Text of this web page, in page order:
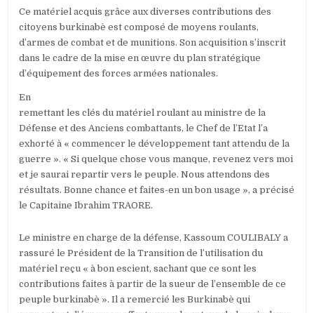
Ce matériel acquis grâce aux diverses contributions des
citoyens burkinabè est composé de moyens roulants,
d’armes de combat et de munitions. Son acquisition s’inscrit
dans le cadre de la mise en œuvre du plan stratégique
d’équipement des forces armées nationales.
En
remettant les clés du matériel roulant au ministre de la
Défense et des Anciens combattants, le Chef de l’Etat l’a
exhorté à « commencer le développement tant attendu de la
guerre ». « Si quelque chose vous manque, revenez vers moi
et je saurai repartir vers le peuple. Nous attendons des
résultats. Bonne chance et faites-en un bon usage », a précisé
le Capitaine Ibrahim TRAORE.
Le ministre en charge de la défense, Kassoum COULIBALY a
rassuré le Président de la Transition de l’utilisation du
matériel reçu « à bon escient, sachant que ce sont les
contributions faites à partir de la sueur de l’ensemble de ce
peuple burkinabè ». Il a remercié les Burkinabè qui